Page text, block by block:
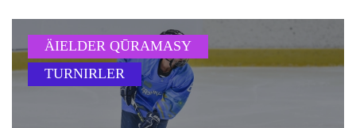
ÄIELDER QŪRAMASY
TURNIRLER